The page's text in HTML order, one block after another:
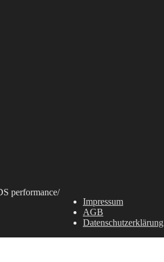
performance/
Impressum
AGB
Datenschutzerklärung